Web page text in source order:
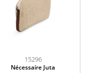
15296
Nécessaire Juta